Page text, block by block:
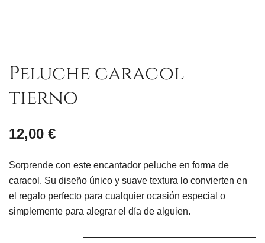
Peluche caracol
tierno
12,00 €
Sorprende con este encantador peluche en forma de
caracol. Su diseño único y suave textura lo convierten en
el regalo perfecto para cualquier ocasión especial o
simplemente para alegrar el día de alguien.